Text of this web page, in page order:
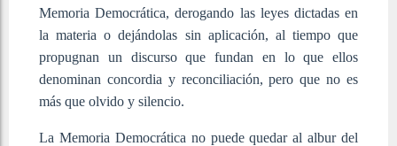
Memoria Democrática, derogando las leyes dictadas en
la materia o dejándolas sin aplicación, al tiempo que
propugnan un discurso que fundan en lo que ellos
denominan concordia y reconciliación, pero que no es
más que olvido y silencio.
La Memoria Democrática no puede quedar al albur del